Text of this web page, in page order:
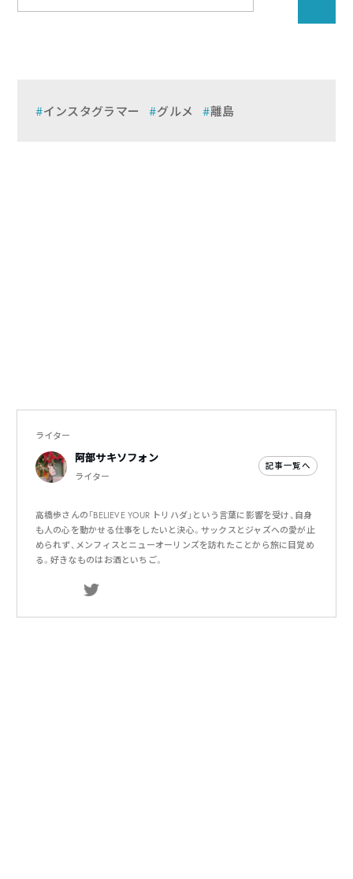
インスタグラマー グルメ 離島
ライター
阿部サキソフォン
ライター
記事一覧へ
高橋歩さんの「BELIEVE YOUR トリハダ」という言葉に影響を受け、自身
も人の心を動かせる仕事をしたいと決心。サックスとジャズへの愛が止
められず、メンフィスとニューオーリンズを訪れたことから旅に目覚め
る。好きなものはお酒といちご。